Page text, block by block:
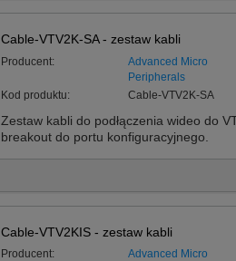
Cable-VTV2K-SA - zestaw kabli
Producent:
Advanced Micro
Peripherals
Kod produktu:
Cable-VTV2K-SA
Zestaw kabli do podłączenia wideo do
breakout do portu konfiguracyjnego.
Cable-VTV2KIS - zestaw kabli
Producent:
Advanced Micro